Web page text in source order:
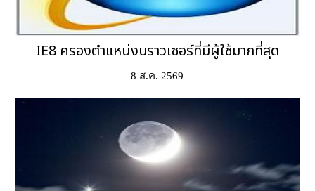
IE8 ครองตำแหน่งบราวเซอร์ที่มีผู้ใช้มากที่สุด
8 ส.ค. 2569